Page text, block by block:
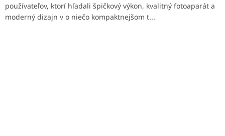
používateľov, ktorí hľadali špičkový výkon, kvalitný fotoaparát a
moderný dizajn v o niečo kompaktnejšom t...